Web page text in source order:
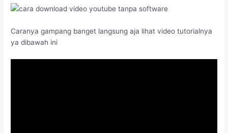
Caranya gampang banget langsung aja lihat video tutorialnya
ya dibawah ini